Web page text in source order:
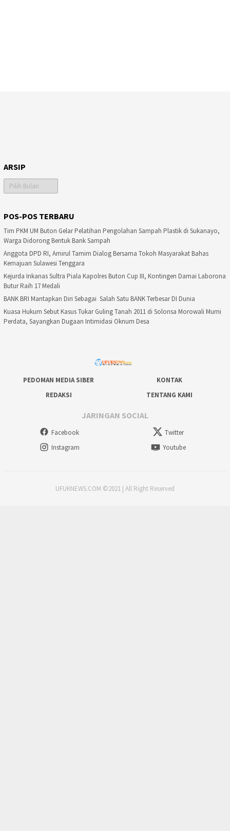
ARSIP
Arsip
POS-POS TERBARU
Tim PKM UM Buton Gelar Pelatihan Pengolahan Sampah Plastik di Sukanayo,
Warga Didorong Bentuk Bank Sampah
Anggota DPD RI, Amirul Tamim Dialog Bersama Tokoh Masyarakat Bahas
Kemajuan Sulawesi Tenggara
Kejurda Inkanas Sultra Piala Kapolres Buton Cup III, Kontingen Damai Laborona
Butur Raih 17 Medali
BANK BRI Mantapkan Diri Sebagai Salah Satu BANK Terbesar DI Dunia
Kuasa Hukum Sebut Kasus Tukar Guling Tanah 2011 di Solonsa Morowali Murni
Perdata, Sayangkan Dugaan Intimidasi Oknum Desa
PEDOMAN MEDIA SIBER
KONTAK
REDAKSI
TENTANG KAMI
JARINGAN SOCIAL
Facebook
Twitter
Instagram
Youtube
UFUKNEWS.COM ©2021 | All Right Reserved